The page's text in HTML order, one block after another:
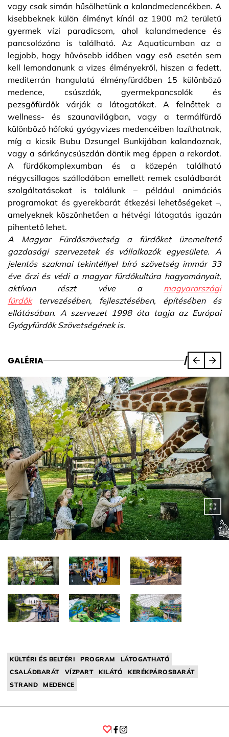
vagy csak simán hűsölhetünk a kalandmedencékben. A
kisebbeknek külön élményt kínál az 1900 m2 területű
gyermek vízi paradicsom, ahol kalandmedence és
pancsolózóna is található. Az Aquaticumban az a
legjobb, hogy hűvösebb időben vagy eső esetén sem
kell lemondanunk a vizes élményekről, hiszen a fedett,
mediterrán hangulatú élményfürdőben 15 különböző
medence, csúszdák, gyermekpancsolók és
pezsgőfürdők várják a látogatókat. A felnőttek a
wellness- és szaunavilágban, vagy a termálfürdő
különböző hőfokú gyógyvizes medencéiben lazíthatnak,
míg a kicsik Bubu Dzsungel Bunkijában kalandoznak,
vagy a sárkánycsúszdán döntik meg éppen a rekordot.
A fürdőkomplexumban és a közepén található
négycsillagos szállodában emellett remek családbarát
szolgáltatásokat is találunk – például animációs
programokat és gyerekbarát étkezési lehetőségeket –,
amelyeknek köszönhetően a hétvégi látogatás igazán
pihentető lehet.
A Magyar Fürdőszövetség a fürdőket üzemeltető
gazdasági szervezetek és vállalkozók egyesülete. A
jelentős szakmai tekintéllyel bíró szövetség immár 33
éve őrzi és védi a magyar fürdőkultúra hagyományait,
aktívan részt véve a magyarországi
fürdőktervezésében, fejlesztésében, építésében és
ellátásában. A szervezet 1998 óta tagja az Európai
Gyógyfürdők Szövetségének is.
GALÉRIA /
KÜLTÉRI ÉS BELTÉRI PROGRAM
LÁTOGATHATÓ
CSALÁDBARÁT
VÍZPART KILÁTÓ
KERÉKPÁROSBARÁT
STRAND
MEDENCE